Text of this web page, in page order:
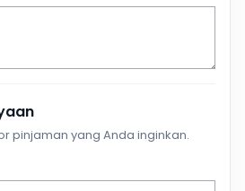
pinjaman yang Anda inginkan.